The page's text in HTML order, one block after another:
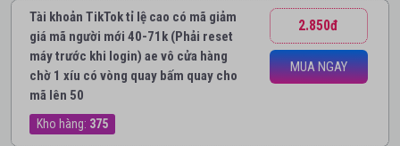
Tài khoản TikTok tỉ lệ cao có mã giảm
giá mã người mới 40-71k (Phải reset
máy trước khi login) ae vô cửa hàng
chờ 1 xíu có vòng quay bấm quay cho
mã lên 50
Kho hàng: 375
2.850đ
MUA NGAY